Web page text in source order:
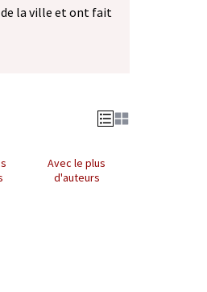
la ville et ont fait
Avec le plus
d'auteurs